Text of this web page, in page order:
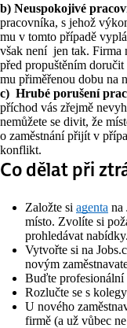
b) Neuspokojivé
pracovníka, s jehož
mu v tomto případě
však není jen tak. Firma
před propuštěním
mu přiměřenou dobu na
c) Hrubé porušení
příchod vás zřejmě
nemůžete se divit, že
o zaměstnání přijít v
konflikt.
Co dělat při
Založte si agenta na
místo. Zvolíte si
prohledávat
Vytvořte si na
novým
Buďte profesionální
Rozlučte se s
U nového
firmě (a už vůbec